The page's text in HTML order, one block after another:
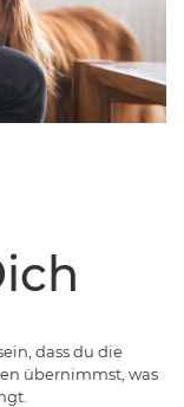
dass du die
übernimmst, was